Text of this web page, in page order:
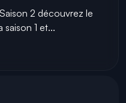
2 découvrez le
saison 1 et...